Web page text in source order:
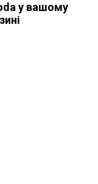
у вашому